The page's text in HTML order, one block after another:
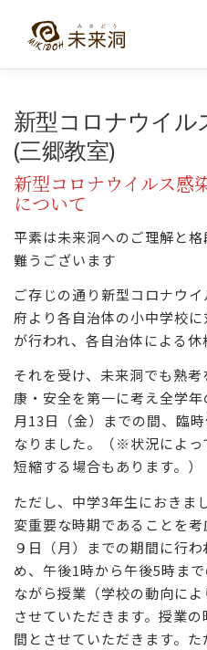
新型コロナウイル
(三郷教室)
新型コロナウイルス感
について
平素は未来洞へのご理解と
難うございます
ご存じの通り新型コロナウ
府より各自治体の小中学校
が行われ、各自治体による休
それを受け、未来洞でも熟
康・安全を第一に考え全学
月13日（金）までの間、臨
なりました。（※状況によ
短縮する場合もあります。）
ただし、中学3年生におきま
変重要な時期であることを
９日（月）までの期間に行
め、午後1時から午後5時ま
ながら授業（学校の動向に
させていただきます。授業
間とさせていただきます。